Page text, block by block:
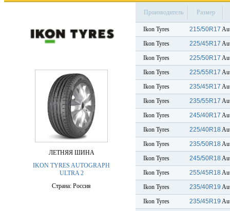
ЛЕТНЯЯ ШИНА
IKON TYRES AUTOGRAPH
ULTRA 2
Страна: Россия
Производитель Размер
Ikon Tyres 215/50R17
Ikon Tyres
225/45R17
Ikon Tyres
225/50R17
Ikon Tyres
225/55R17
Ikon Tyres
235/45R17
Ikon Tyres
235/55R17
Ikon Tyres
245/40R17
Ikon Tyres
225/40R18
Ikon Tyres
235/50R18
Ikon Tyres
245/50R18
Ikon Tyres
255/45R18
Ikon Tyres
235/40R19
Ikon Tyres
235/45R19